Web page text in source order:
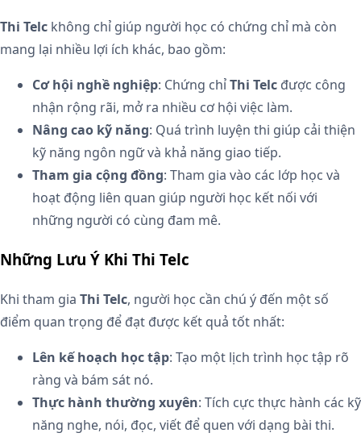
Thi Telc không chỉ giúp người học có chứng chỉ mà còn
mang lại nhiều lợi ích khác, bao gồm:
Cơ hội nghề nghiệp: Chứng chỉThi Telc được công
nhận rộng rãi, mở ra nhiều cơ hội việc làm.
Nâng cao kỹ năng: Quá trình luyện thi giúp cải thiện
kỹ năng ngôn ngữ và khả năng giao tiếp.
Tham gia cộng đồng: Tham gia vào các lớp học và
hoạt động liên quan giúp người học kết nối với
những người có cùng đam mê.
Những Lưu Ý Khi Thi Telc
Khi tham gia Thi Telc, người học cần chú ý đến một số
điểm quan trọng để đạt được kết quả tốt nhất:
Lên kế hoạch học tập: Tạo một lịch trình học tập rõ
ràng và bám sát nó.
Thực hành thường xuyên: Tích cực thực hành các kỹ
năng nghe, nói, đọc, viết để quen với dạng bài thi.